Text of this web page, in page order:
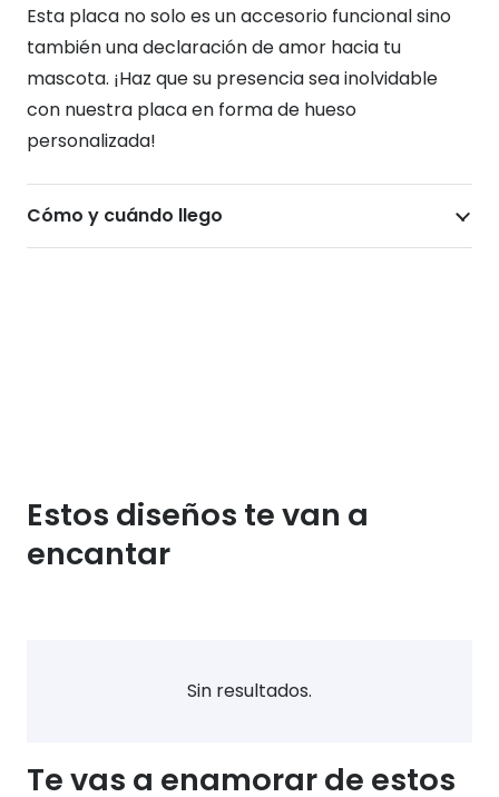
Esta placa no solo es un accesorio funcional sino
también una declaración de amor hacia tu
mascota. ¡Haz que su presencia sea inolvidable
con nuestra placa en forma de hueso
personalizada!
Cómo y cuándo llego
Estos diseños te van a
encantar
Sin resultados.
Te vas a enamorar de estos